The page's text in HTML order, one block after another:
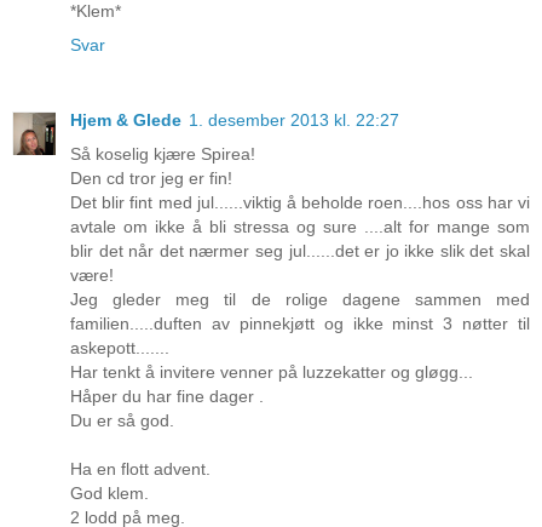
*Klem*
Svar
Hjem & Glede 1. desember 2013 kl. 22:27
Så koselig kjære Spirea!
Den cd tror jeg er fin!
Det blir fint med jul......viktig å beholde roen....hos oss har vi
avtale om ikke å bli stressa og sure ....alt for mange som
blir det når det nærmer seg jul......det er jo ikke slik det skal
være!
Jeg gleder meg til de rolige dagene sammen med
familien.....duften av pinnekjøtt og ikke minst 3 nøtter til
askepott.......
Har tenkt å invitere venner på luzzekatter og gløgg...
Håper du har fine dager .
Du er så god.
Ha en flott advent.
God klem.
2 lodd på meg.